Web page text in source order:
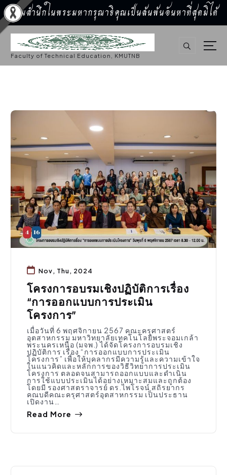
น้อมสำนึกในพระมหากรุณาธิคุณเป็นล้นพ้นอันหาที่สุดมิได้
S
k
o
Faculty of Technical Education, KMUTNB
Nov, Thu, 2024
โครงการอบรมเชิงปฏิบัติการเรื่อง
“การออกแบบการประเมิน
โครงการ”
เมื่อวันที่ 6 พฤศจิกายน 2567 คณะครุศาสตร์
อุตสาหกรรม มหาวิทยาลัยเทคโนโลยีพระจอมเกล้า
พระนครเหนือ (มจพ.) ได้จัดโครงการอบรมเชิง
ปฏิบัติการ เรื่อง “การออกแบบการประเมิน
โครงการ” เพื่อให้บุคลากรมีความรู้และความเข้าใจ
ในแนวคิดและหลักการของวิธีวิทยาการประเมิน
โครงการ ตลอดจนสามารถออกแบบและดำเนิน
การใช้แบบประเมินได้อย่างเหมาะสมและถูกต้อง
โดยมี รองศาสตราจารย์ ดร.ไพโรจน์ สถิรยากร
คณบดีคณะครุศาสตร์อุตสาหกรรม เป็นประธาน
เปิดงาน…
Read More